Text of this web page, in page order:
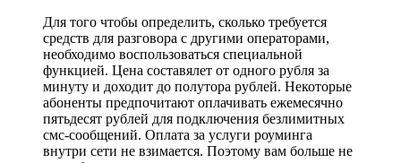
Для того чтобы определить, сколько требуется
средств для разговора с другими операторами,
необходимо воспользоваться специальной
функцией. Цена составялет от одного рубля за
минуту и доходит до полутора рублей. Некоторые
абоненты предпочитают оплачивать ежемесячно
пятьдесят рублей для подключения безлимитных
смс-сообщений. Оплата за услуги роуминга
внутри сети не взимается. Поэтому вам больше не